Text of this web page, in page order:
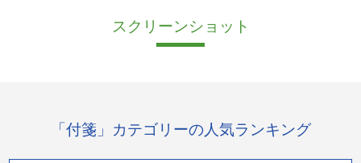
スクリーンショット
「付箋」カテゴリーの人気ランキング